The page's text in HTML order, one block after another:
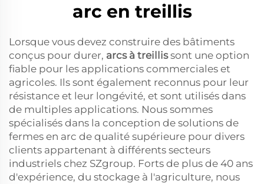
arc en treillis
Lorsque vous devez construire des bâtiments
conçus pour durer, arcs à treillissont une option
fiable pour les applications commerciales et
agricoles. Ils sont également reconnus pour leur
résistance et leur longévité, et sont utilisés dans
de multiples applications. Nous sommes
spécialisés dans la conception de solutions de
fermes en arc de qualité supérieure pour divers
clients appartenant à différents secteurs
industriels chez SZgroup. Forts de plus de 40 ans
d'expérience, du stockage à l'agriculture, nous